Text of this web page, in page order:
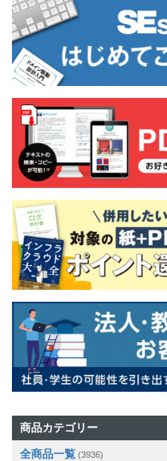
商品カテゴリー
全商品一覧 (3936)